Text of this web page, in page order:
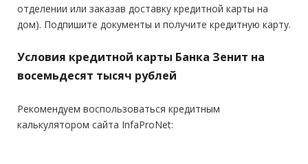
Общий трудовой стаж: —
отделении или заказав доставку кредитной карты на
дом). Подпишите документы и получите кредитную карту.
Условия кредитной карты Банка Зенит на
восемьдесят тысяч рублей
Рекомендуем воспользоваться кредитным
калькулятором сайта InfaProNet: